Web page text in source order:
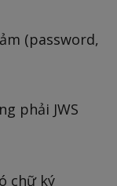
(password,
phải JWS
chữ ký